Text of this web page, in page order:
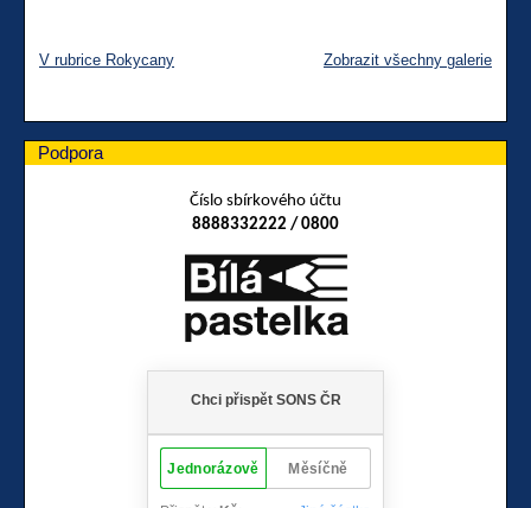
V rubrice Rokycany Zobrazit všechny galerie
Podpora
Číslo sbírkového účtu
8888332222 / 0800